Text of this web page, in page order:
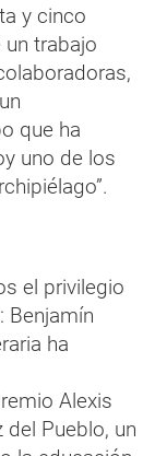
y cinco
trabajo
que ha
uno de los
el privilegio
Benjamín
ha
Alexis
del Pueblo, un